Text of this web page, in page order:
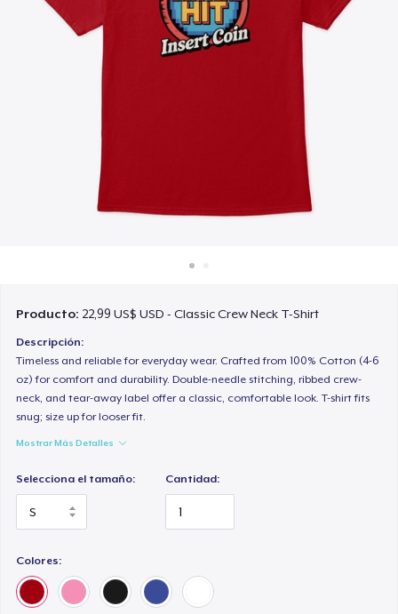
Venda en todas partes
Producto: 22,99 US$ USD - Classic Crew Neck T-Shirt
Descripción:
Timeless and reliable for everyday wear. Crafted from 100% Cotton (4-6
oz) for comfort and durability. Double-needle stitching, ribbed crew-
neck, and tear-away label offer a classic, comfortable look. T-shirt fits
snug; size up for looser fit.
Mostrar Más Detalles
Selecciona el tamaño: Cantidad:
Colores: